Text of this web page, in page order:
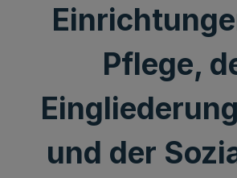
Pflege,
und der